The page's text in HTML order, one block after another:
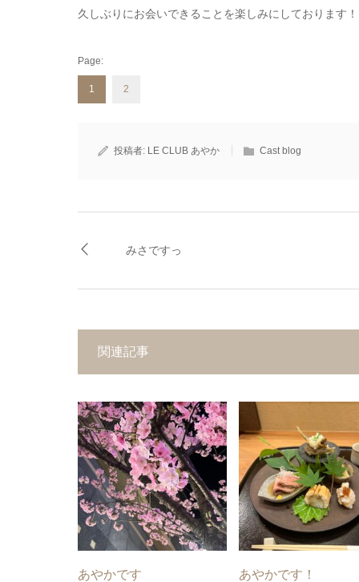
久しぶりにお会いできることを楽しみにしております！
Page:
1 2
投稿者: LE CLUB あやか Cast blog
みさですっ
関連記事
あやかです あやかです！